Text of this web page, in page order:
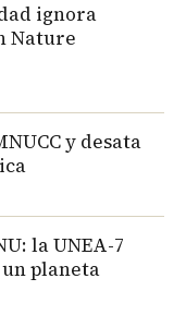
ignora
Nature
y desata
la UNEA-7
planeta